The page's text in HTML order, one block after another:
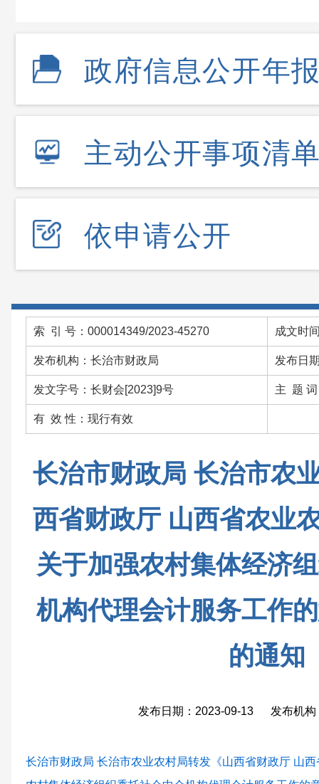
政府信息公开年
主动公开事项清
依申请公开
索 引 号：000014349/2023-45270 成文时
发布机构：长治市财政局 发布日
发文字号：长财会[2023]9号 主 题 词
有 效 性：现行有效
长治市财政局 长治市农
西省财政厅 山西省农业
关于加强农村集体经济
机构代理会计服务工作
的通知
发布日期：2023-09-13 发布机构
长治市财政局 长治市农业农村局转发《山西省财政厅 山